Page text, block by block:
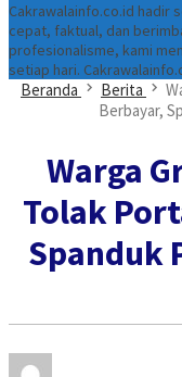
Cakrawalainfo.co.id hadir
cepat, faktual, dan
profesionalisme, kami
setiap hari.
Beranda Berita
Berbayar,
Warga
Tolak
Spanduk